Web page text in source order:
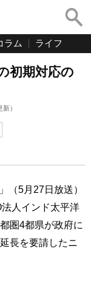
ラム ライフ
初期対応の
新）
（5月27日放送）
人インド太平洋
圏4都県が政府に
長を要請したニ